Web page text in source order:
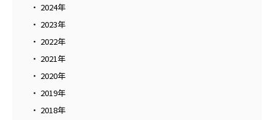
2024年
2023年
2022年
2021年
2020年
2019年
2018年